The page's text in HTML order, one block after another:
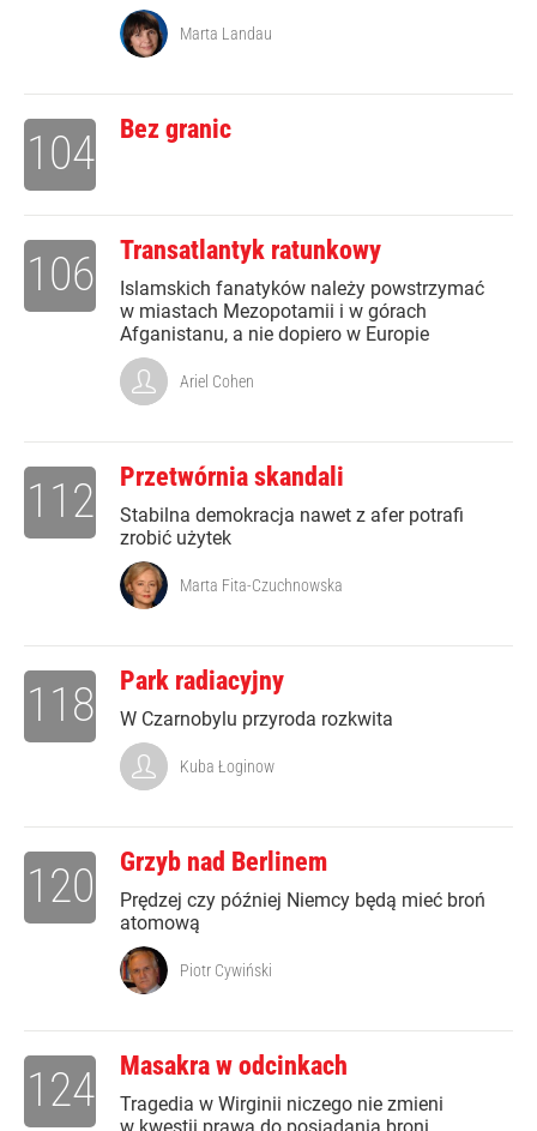
Marta Landau
Bez granic
104
Transatlantyk ratunkowy
Islamskich fanatyków należy powstrzymać
w miastach Mezopotamii i w górach
Afganistanu, a nie dopiero w Europie
106
Ariel Cohen
Przetwórnia skandali
Stabilna demokracja nawet z afer potrafi
zrobić użytek
112
Marta Fita-Czuchnowska
Park radiacyjny
W Czarnobylu przyroda rozkwita
118
Kuba Łoginow
Grzyb nad Berlinem
Prędzej czy później Niemcy będą mieć broń
atomową
120
Piotr Cywiński
Masakra w odcinkach
Tragedia w Wirginii niczego nie zmieni
124